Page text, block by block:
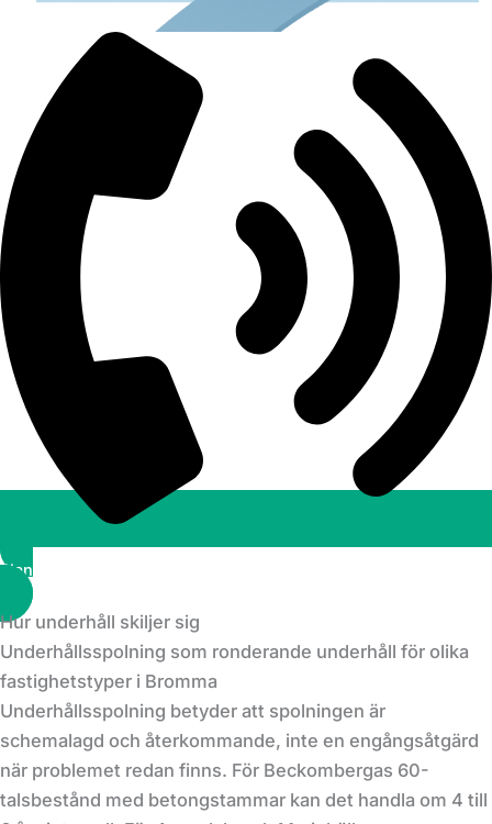
Planera ett besök
Hur underhåll skiljer sig
Underhållsspolning som ronderande underhåll för olika
fastighetstyper i Bromma
Underhållsspolning betyder att spolningen är
schemalagd och återkommande, inte en engångsåtgärd
när problemet redan finns. För Beckombergas 60-
talsbestånd med betongstammar kan det handla om 4 till